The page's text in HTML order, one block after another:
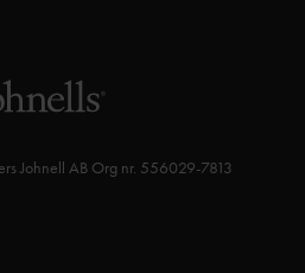
Johnell AB Org nr. 556029-7813